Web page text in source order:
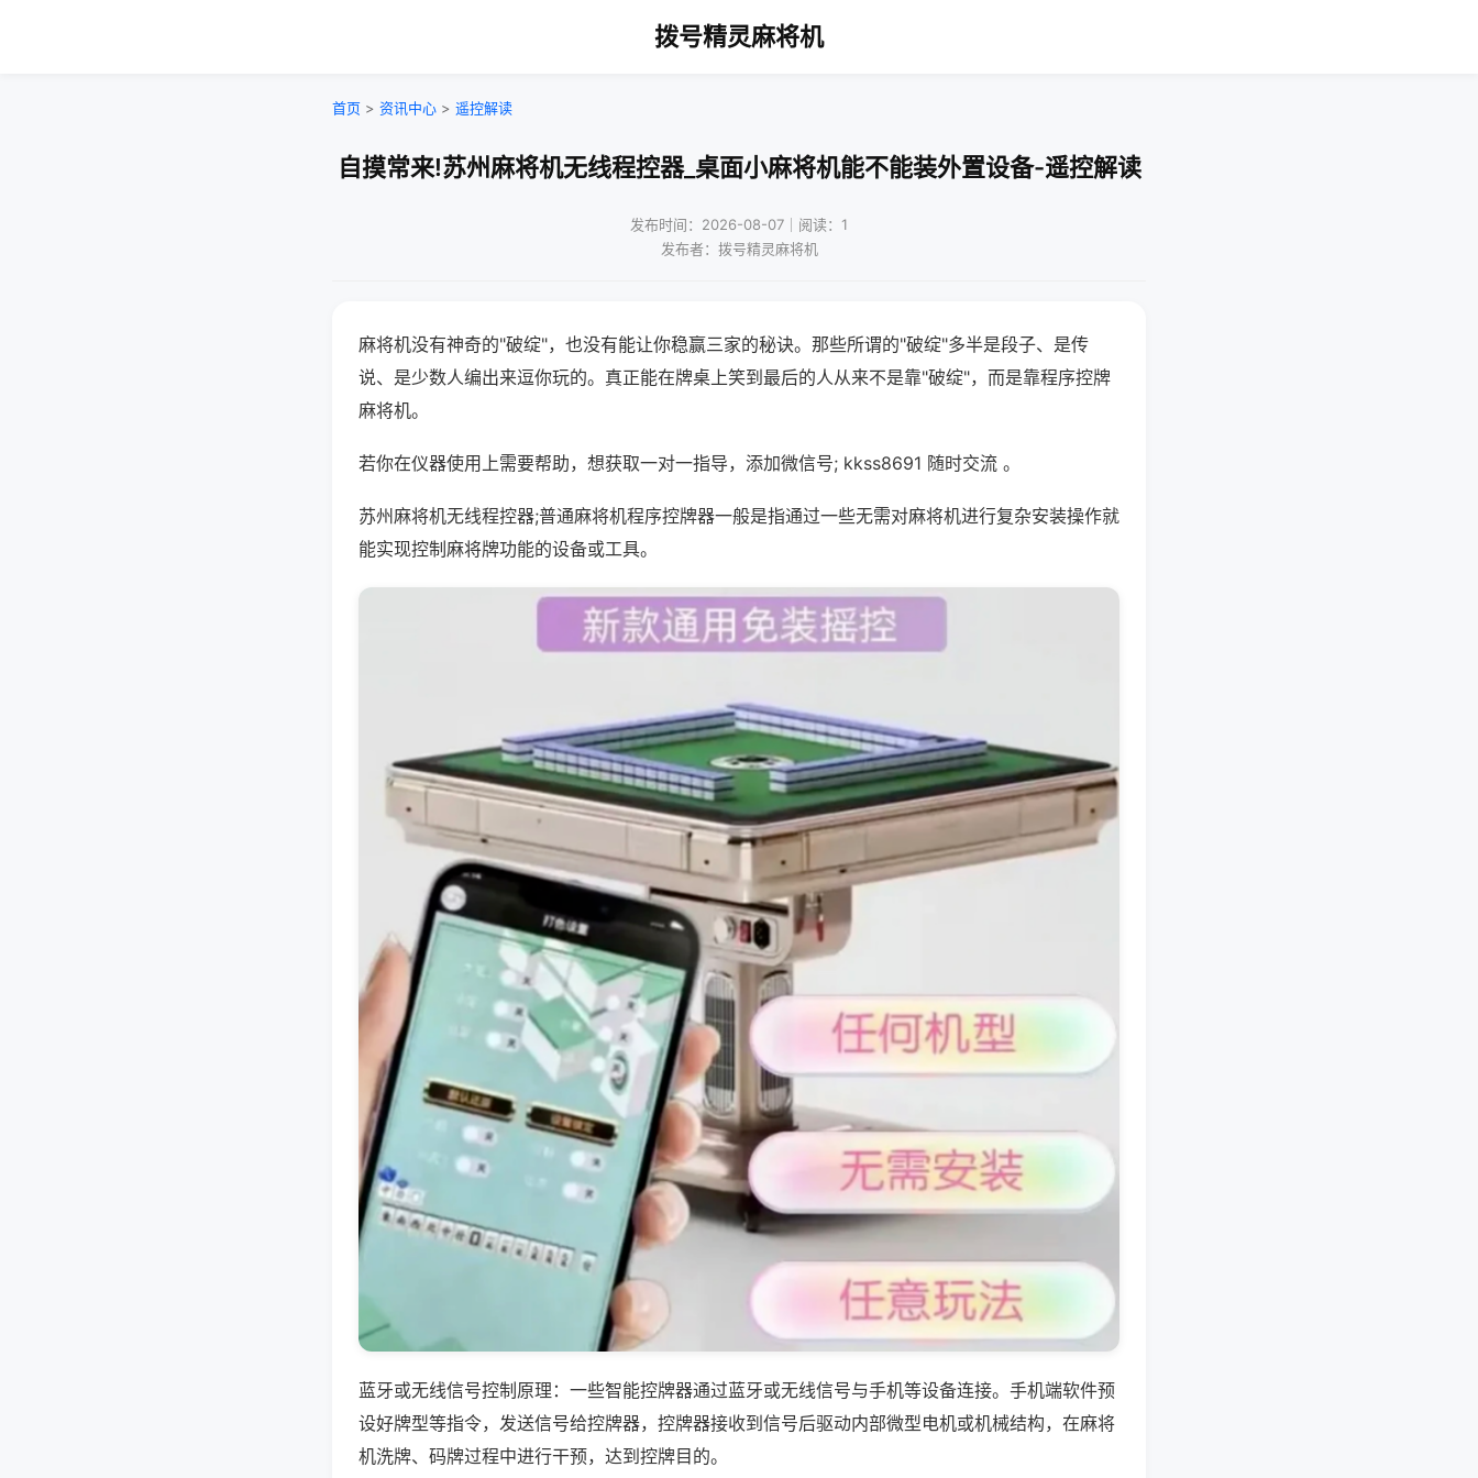
拨号精灵麻将机
首页 > 资讯中心 > 遥控解读
自摸常来!苏州麻将机无线程控器_桌面小麻将机能不能装外置设备-遥控解读
发布时间：2026-08-07｜阅读：1
发布者：拨号精灵麻将机
麻将机没有神奇的"破绽"，也没有能让你稳赢三家的秘诀。那些所谓的"破绽"多半是段子、是传
说、是少数人编出来逗你玩的。真正能在牌桌上笑到最后的人从来不是靠"破绽"，而是靠程序控牌
麻将机。
若你在仪器使用上需要帮助，想获取一对一指导，添加微信号; kkss8691 随时交流 。
苏州麻将机无线程控器;普通麻将机程序控牌器一般是指通过一些无需对麻将机进行复杂安装操作就
能实现控制麻将牌功能的设备或工具。
蓝牙或无线信号控制原理：一些智能控牌器通过蓝牙或无线信号与手机等设备连接。手机端软件预
设好牌型等指令，发送信号给控牌器，控牌器接收到信号后驱动内部微型电机或机械结构，在麻将
机洗牌、码牌过程中进行干预，达到控牌目的。